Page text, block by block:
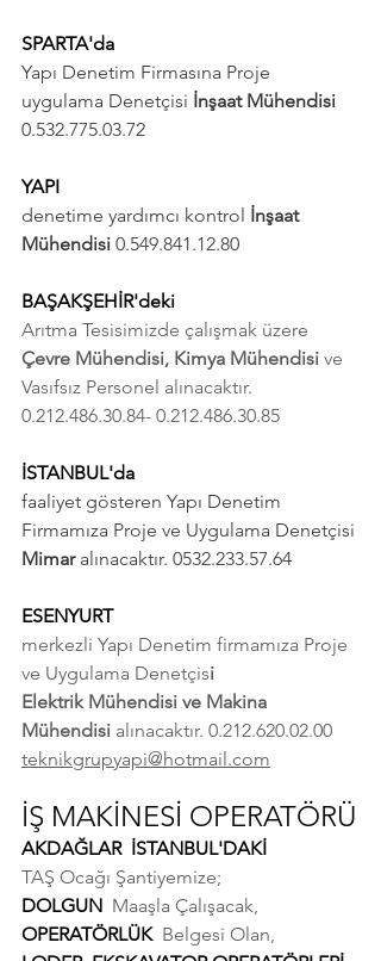
SPARTA'da
Yapı Denetim Firmasına Proje
uygulama Denetçisi İnşaat Mühendisi
0.532.775.03.72
YAPI
denetime yardımcı kontrol İnşaat
Mühendisi 0.549.841.12.80
BAŞAKŞEHİR'deki
Arıtma Tesisimizde çalışmak üzere
Çevre Mühendisi, Kimya Mühendisi ve
Vasıfsız Personel alınacaktır.
0.212.486.30.84- 0.212.486.30.85
İSTANBUL'da
faaliyet gösteren Yapı Denetim
Firmamıza Proje ve Uygulama Denetçisi
Mimar alınacaktır. 0532.233.57.64
ESENYURT
merkezli Yapı Denetim firmamıza Proje
ve Uygulama Denetçisi
Elektrik Mühendisi ve Makina
Mühendisi alınacaktır. 0.212.620.02.00
teknikgrupyapi@hotmail.com
İŞ MAKİNESİ OPERATÖRÜ
AKDAĞLAR  İSTANBUL'DAKİ
TAŞ Ocağı Şantiyemize;
DOLGUN Maaşla Çalışacak,
OPERATÖRLÜK Belgesi Olan,